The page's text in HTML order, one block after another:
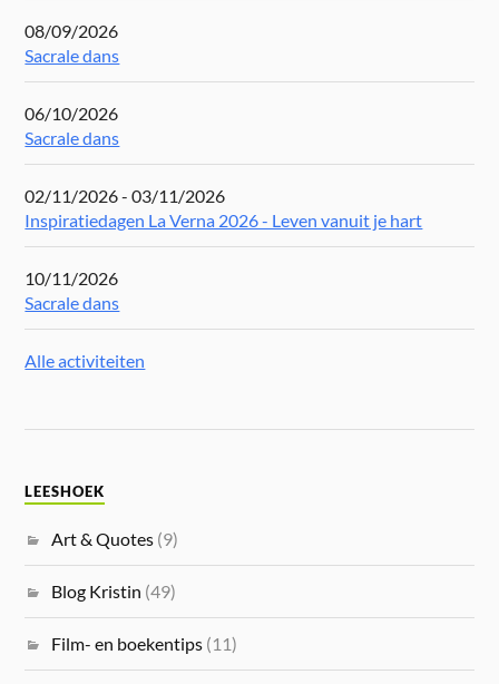
08/09/2026
Sacrale dans
06/10/2026
Sacrale dans
02/11/2026 - 03/11/2026
Inspiratiedagen La Verna 2026 - Leven vanuit je hart
10/11/2026
Sacrale dans
Alle activiteiten
LEESHOEK
Art & Quotes (9)
Blog Kristin (49)
Film- en boekentips (11)